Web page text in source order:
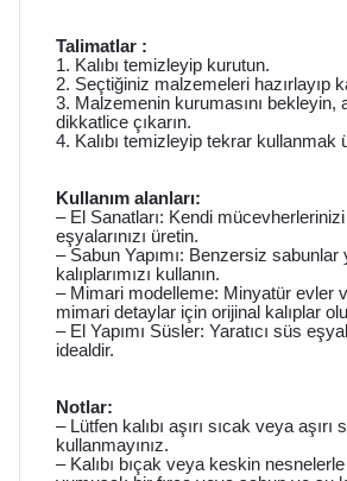
Talimatlar :
1. Kalıbı temizleyip kurutun.
2. Seçtiğiniz malzemeleri hazırlayıp
3. Malzemenin kurumasını bekleyin,
dikkatlice çıkarın.
4. Kalıbı temizleyip tekrar kullanmak
Kullanım alanları:
– El Sanatları: Kendi
eşyalarınızı üretin.
– Sabun Yapımı: Benzersiz
kalıplarımızı kullanın.
– Mimari modelleme: Minyatür evler
mimari detaylar için orijinal kalıplar
– El Yapımı Süsler: Yaratıcı süs
idealdir.
Notlar:
– Lütfen kalıbı aşırı sıcak veya
kullanmayınız.
– Kalıbı bıçak veya keskin